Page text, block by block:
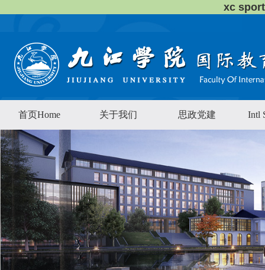
xc
首页Home 关于我们 思政党建 Intl